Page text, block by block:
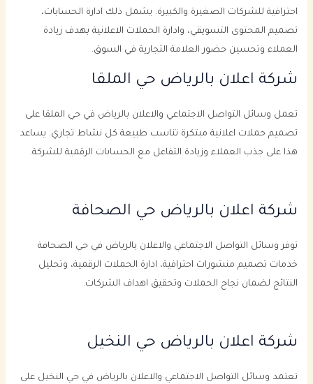
احترافية للشركات الصغيرة والكبيرة. يشمل ذلك ادارة الحسابات،
تصميم المحتوى التسويقي، وادارة الحملات الاعلانية بهدف زيادة
العملاء وتحسين حضور العلامة التجارية في السوق.
شركة اعلان بالرياض حي الملقا
تعمل وسائل التواصل الاجتماعي والاعلان بالرياض في حي الملقا على
تصميم حملات اعلانية مبتكرة تناسب طبيعة كل نشاط تجاري. يساعد
هذا على جذب العملاء وزيادة التفاعل مع الحسابات الرقمية للشركة.
شركة اعلان بالرياض حي الصحافة
توفر وسائل التواصل الاجتماعي والاعلان بالرياض في حي الصحافة
خدمات تصميم منشورات احترافية، ادارة الحملات الرقمية، وتحليل
النتائج لضمان نجاح الحملات وتحقيق اهداف الشركات.
شركة اعلان بالرياض حي النخيل
تعتمد وسائل التواصل الاجتماعي والاعلان بالرياض في حي النخيل على